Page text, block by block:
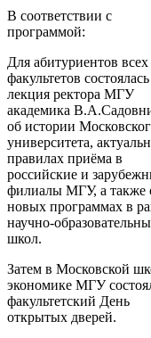
В соответствии с
программой:
Для абитуриентов всех
факультетов состоялась
лекция ректора МГУ
академика
об истории
университета,
правилах приёма в
российские и
филиалы МГУ, а также
новых программах в
научно-
школ.
Затем в Московской
экономике МГУ
факультетский День
открытых дверей.